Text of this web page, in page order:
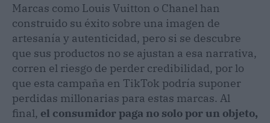
Marcas como Louis Vuitton o Chanel han
construido su éxito sobre una imagen de
artesanía y autenticidad, pero si se descubre
que sus productos no se ajustan a esa narrativa,
corren el riesgo de perder credibilidad, por lo
que esta campaña en TikTok podría suponer
perdidas millonarias para estas marcas. Al
final, el consumidor paga no solo por un objeto,